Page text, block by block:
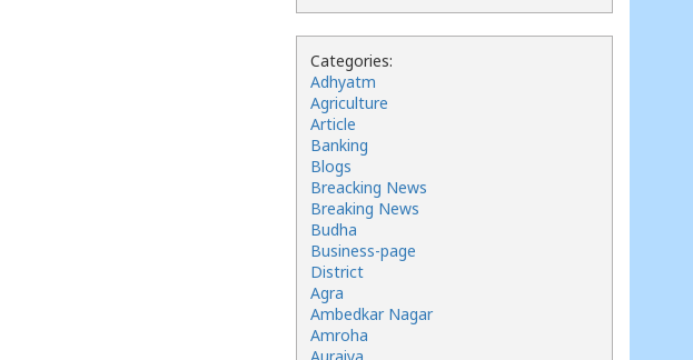
Categories:
Adhyatm
Agriculture
Article
Banking
Blogs
Breacking News
Breaking News
Budha
Business-page
District
Agra
Ambedkar Nagar
Amroha